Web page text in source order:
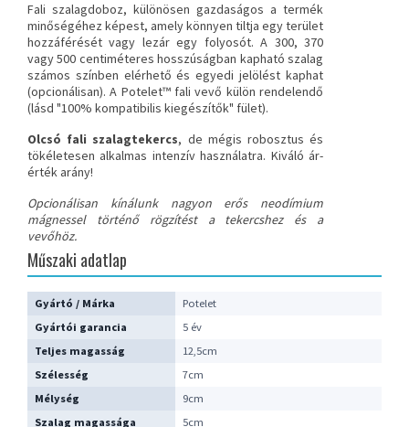
Fali szalagdoboz, különösen gazdaságos a termék
minőségéhez képest, amely könnyen tiltja egy terület
hozzáférését vagy lezár egy folyosót. A 300, 370
vagy 500 centiméteres hosszúságban kapható szalag
számos színben elérhető és egyedi jelölést kaphat
(opcionálisan).A Potelet™ fali vevő külön rendelendő
(lásd "100% kompatibilis kiegészítők" fület).
Olcsó fali szalagtekercs, de mégis robosztus és
tökéletesen alkalmas intenzív használatra. Kiváló ár-
érték arány!
Opcionálisan kínálunk nagyon erős neodímium
mágnessel történő rögzítést a tekercshez és a
vevőhöz.
Műszaki adatlap
Gyártó / Márka
Potelet
Gyártói garancia
5 év
Teljes magasság
12,5cm
Szélesség
7cm
Mélység
9cm
Szalag magassága
5cm